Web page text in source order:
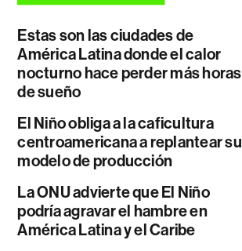
Estas son las ciudades de
América Latina donde el calor
nocturno hace perder más horas
de sueño
El Niño obliga a la caficultura
centroamericana a replantear su
modelo de producción
La ONU advierte que El Niño
podría agravar el hambre en
América Latina y el Caribe